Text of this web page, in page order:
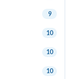
9
10
10
10